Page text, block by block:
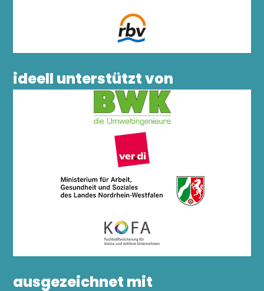
ideell unterstützt von
ausgezeichnet mit